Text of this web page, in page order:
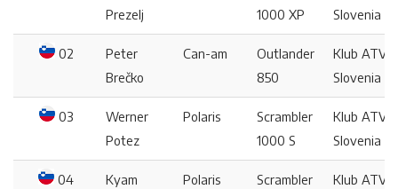
Prezelj
1000 XP
Slovenia
02
Peter
Brečko
Can-am
Outlander
850
Klub ATV
Slovenia
03
Werner
Potez
Polaris
Scrambler
1000 S
Klub ATV
Slovenia
04
Kyam
Polaris
Scrambler
Klub ATV